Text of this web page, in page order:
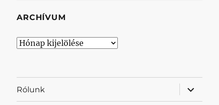
ARCHÍVUM
Archívum
Rólunk
almenü